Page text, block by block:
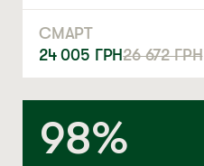
СМАРТ
24 005 ГРН26 672ГРН
98%